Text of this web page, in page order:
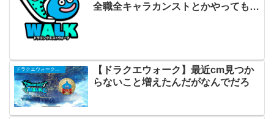
全職全キャラカンストとかやっても意
【ドラクエウォーク】最近cm見つか
らないこと増えたんだがなんでだろ